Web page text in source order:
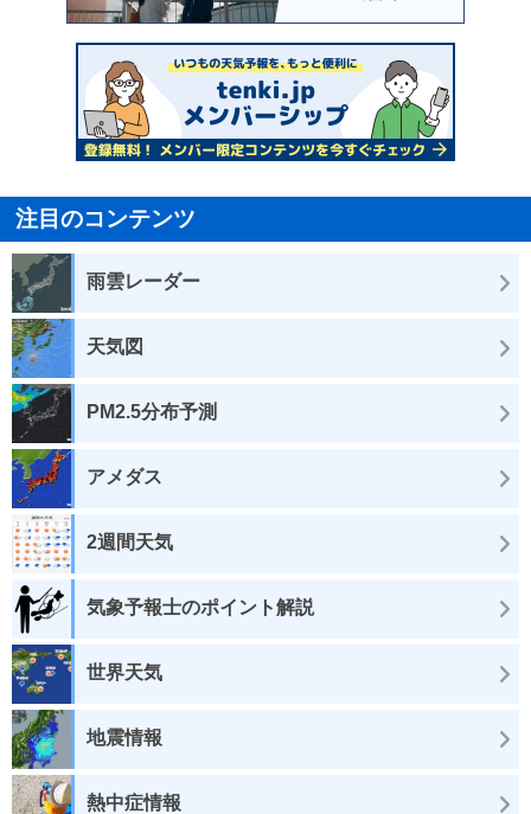
注目のコンテンツ
雨雲レーダー
天気図
PM2.5分布予測
アメダス
2週間天気
気象予報士のポイント解説
世界天気
地震情報
熱中症情報